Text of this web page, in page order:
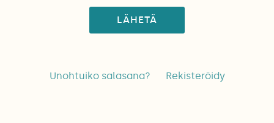
LÄHETÄ
Unohtuiko salasana? Rekisteröidy